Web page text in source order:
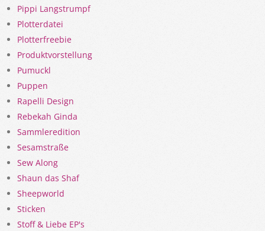
Pippi Langstrumpf
Plotterdatei
Plotterfreebie
Produktvorstellung
Pumuckl
Puppen
Rapelli Design
Rebekah Ginda
Sammleredition
Sesamstraße
Sew Along
Shaun das Shaf
Sheepworld
Sticken
Stoff & Liebe EP's